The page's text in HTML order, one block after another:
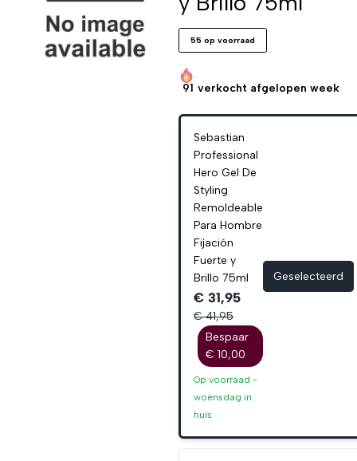
55 op voorraad
91 verkocht afgelopen week
Sebastian
Professional
Hero Gel De
Styling
Remoldeable
Para Hombre
Fijación
Fuerte y
Brillo 75ml
€ 31,95
€ 41,95
Bespaar
€ 10,00
Op voorraad -
woensdag in
huis
Geselecteerd